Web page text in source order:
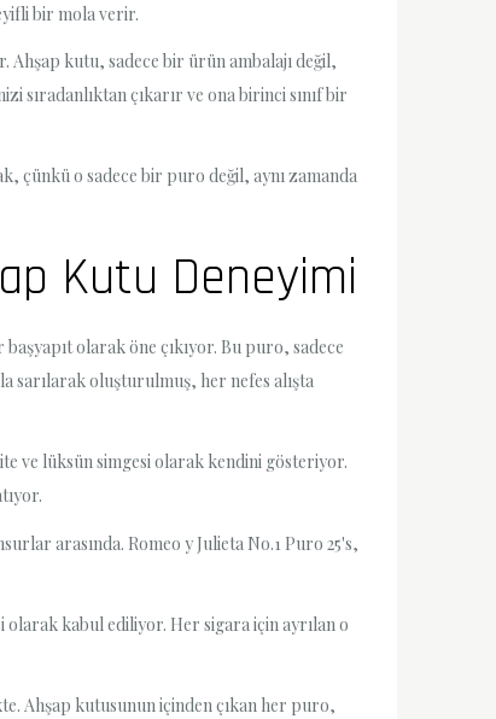
bir mola verir.
Ahşap kutu, sadece bir ürün ambalajı değil,
sıradanlıktan çıkarır ve ona birinci sınıf bir
çünkü o sadece bir puro değil, aynı zamanda
Kutu Deneyimi
olarak öne çıkıyor. Bu puro, sadece
sarılarak oluşturulmuş, her nefes alışta
ve lüksün simgesi olarak kendini gösteriyor.
arasında. Romeo y Julieta No.1 Puro 25's,
kabul ediliyor. Her sigara için ayrılan o
Ahşap kutusunun içinden çıkan her puro,